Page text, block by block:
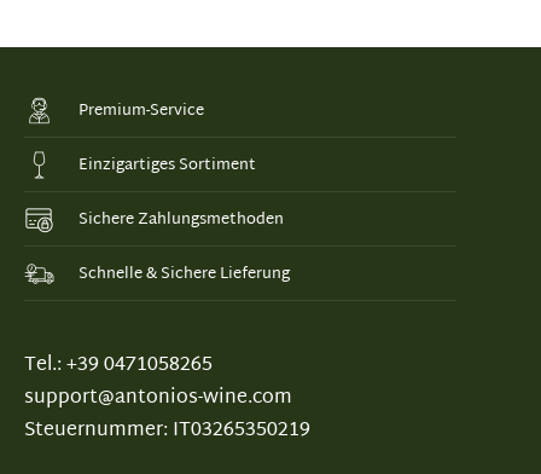
Premium-Service
Einzigartiges Sortiment
Sichere Zahlungsmethoden
Schnelle & Sichere Lieferung
Tel.: +39 0471058265
support@antonios-wine.com
Steuernummer: IT03265350219